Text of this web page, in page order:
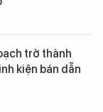
trở thành
kiện bán dẫn